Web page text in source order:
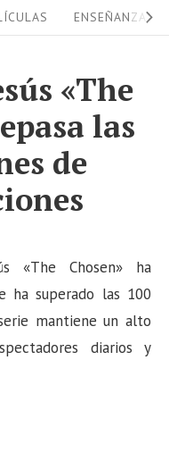
ENSEÑANZAS
«The
las
de
«The Chosen» ha
ha superado las 100
mantiene un alto
diarios y